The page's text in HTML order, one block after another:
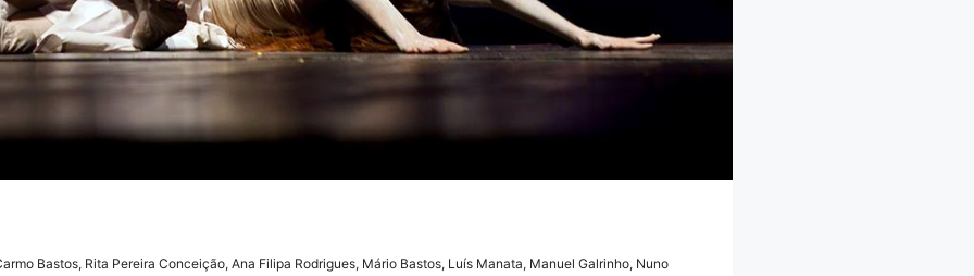
Bastos, Rita Pereira Conceição, Ana Filipa Rodrigues, Mário Bastos, Luís Manata, Manuel Galrinho, Nuno